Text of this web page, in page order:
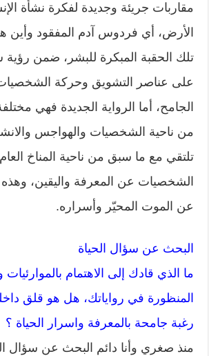
مقاربات جريئة وجديدة لفكرة نشأة
الأرض، أي فردوس آدم المفقود وأين
تلك الحقبة المبكرة للبشر، ضمن
على عناصر التشويق وحركة
الجامح، أما الرواية الجديدة فهي
من ناحية الشخصيات والهواجس
تلتقي مع ما سبق من ناحية المناخ
الشخصيات عن المعرفة واليقين،
عن الموت المحيّر وأسراره.
البحث عن سؤال الحياة
ما الذي قادك إلى الاهتمام بالموارئيات
المنظورة في رواياتك، هل هو قلق
رغبة جامحة بالمعرفة واسرار الحياة ؟
منذ صغري وأنا دائم البحث عن سؤال